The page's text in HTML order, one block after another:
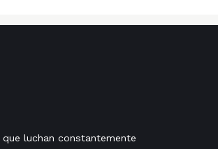
que luchan constantemente